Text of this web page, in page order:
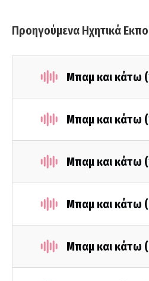
Προηγούμενα Ηχητικά
Μπαμ και κάτω
Μπαμ και κάτω
Μπαμ και κάτω
Μπαμ και κάτω
Μπαμ και κάτω